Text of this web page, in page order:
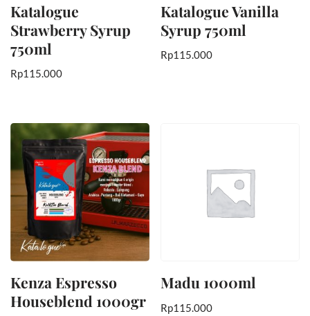
Katalogue
Strawberry Syrup
750ml
Rp115.000
Katalogue Vanilla
Syrup 750ml
Rp115.000
Kenza Espresso
Houseblend 1000gr
Madu 1000ml
Rp115.000